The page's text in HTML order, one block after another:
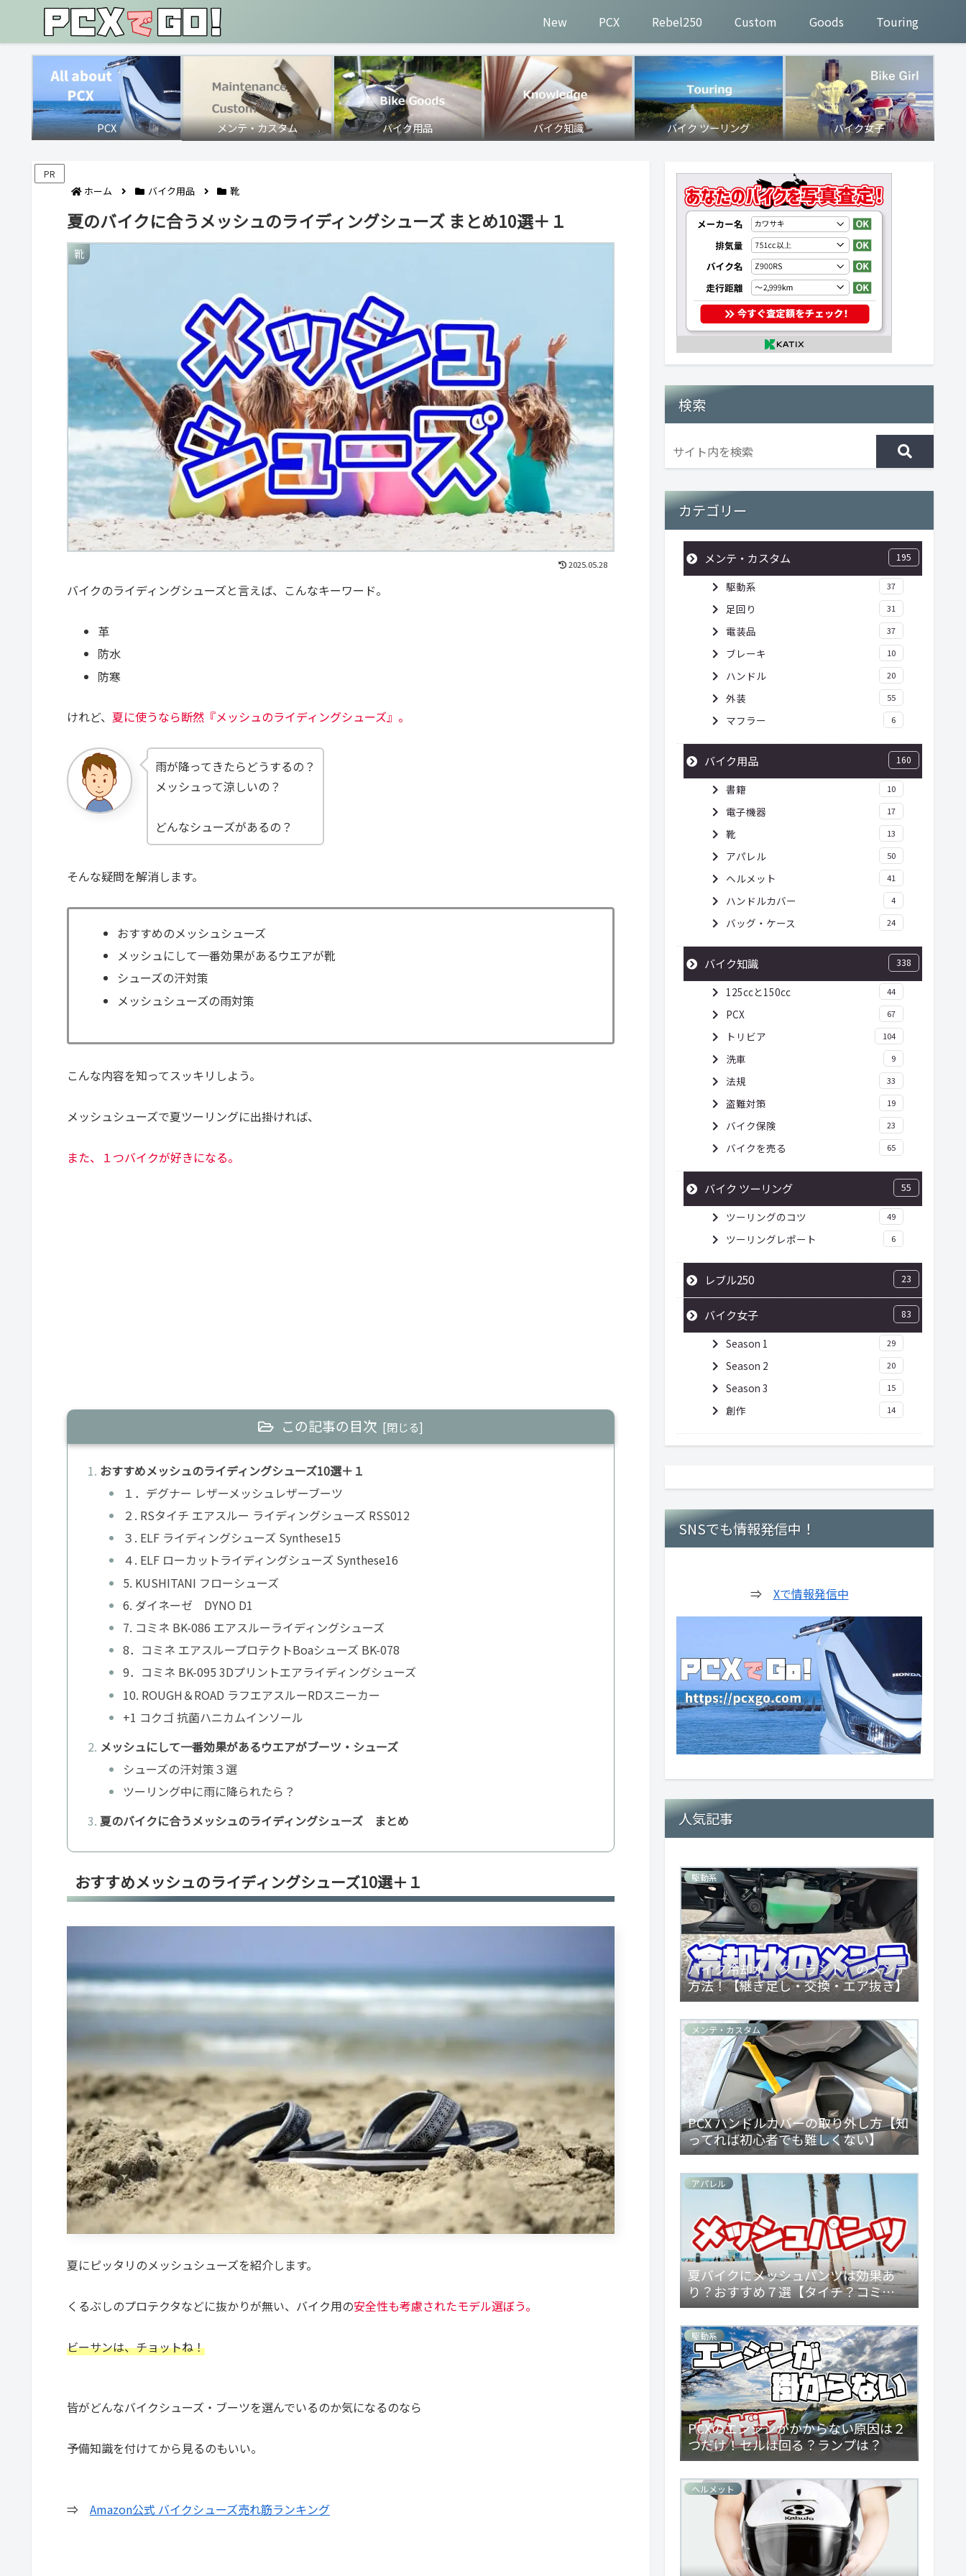
New PCX Rebel250 Custom Goods Touring
PCX メンテ・カスタム バイク用品 バイク知識 バイク ツーリング バイク女子
PR
ホーム バイク用品 靴
夏のバイクに合うメッシュのライディングシューズ まとめ10選＋１
靴
2025.05.28
バイクのライディングシューズと言えば、こんなキーワード。
革
防水
防寒
けれど、 夏に使うなら断然『メッシュのライディングシューズ』。
雨が降ってきたらどうするの？
メッシュって涼しいの？
どんなシューズがあるの？
そんな疑問を解消します。
おすすめのメッシュシューズ
メッシュにして一番効果があるウエアが靴
シューズの汗対策
メッシュシューズの雨対策
こんな内容を知ってスッキリしよう。
メッシュシューズで夏ツーリングに出掛ければ、
また、１つバイクが好きになる。
この記事の目次
おすすめメッシュのライディングシューズ10選＋１
１．デグナー レザーメッシュレザーブーツ
２. RSタイチ エアスルー ライディングシューズ RSS012
３. ELF ライディングシューズ Synthese15
４. ELF ローカットライディングシューズ Synthese16
5. KUSHITANI フローシューズ
6. ダイネーゼ DYNO D1
7. コミネ BK-086 エアスルーライディングシューズ
8．コミネ エアスループロテクトBoaシューズ BK-078
9．コミネ BK-095 3Dプリントエアライディングシューズ
10. ROUGH＆ROAD ラフエアスルーRDスニーカー
+1 コクゴ 抗菌ハニカムインソール
メッシュにして一番効果があるウエアがブーツ・シューズ
シューズの汗対策３選
ツーリング中に雨に降られたら？
夏のバイクに合うメッシュのライディングシューズ まとめ
おすすめメッシュのライディングシューズ10選＋１
夏にピッタリのメッシュシューズを紹介します。
くるぶしのプロテクタなどに抜かりが無い、バイク用の安全性も考慮されたモデル選ぼう。
ビーサンは、チョットね！
皆がどんなバイクシューズ・ブーツを選んでいるのか気になるのなら
予備知識を付けてから見るのもいい。
⇒ Amazon公式 バイクシューズ売れ筋ランキング
検索
カテゴリー
メンテ・カスタム 195
駆動系 37
足回り 31
電装品 37
ブレーキ 10
ハンドル 20
外装 55
マフラー 6
バイク用品 160
書籍 10
電子機器 17
靴 13
アパレル 50
ヘルメット 41
ハンドルカバー 4
バッグ・ケース 24
バイク知識 338
125ccと150cc 44
PCX 67
トリビア 104
洗車 9
法規 33
盗難対策 19
バイク保険 23
バイクを売る 65
バイク ツーリング 55
ツーリングのコツ 49
ツーリングレポート 6
レブル250 23
バイク女子 83
Season 1 29
Season 2 20
Season 3 15
創作 14
SNSでも情報発信中！
⇒ Xで情報発信中
人気記事
駆動系
バイク冷却水（クーラント）のメンテ
方法！【継ぎ足し・交換・エア抜き】
メンテ・カスタム
PCX ハンドルカバーの取り外し方【知
ってれば初心者でも難しくない】
アパレル
夏バイクにメッシュパンツは効果あ
り？おすすめ７選【タイチ？コミ
ネ？】
駆動系
PCXのエンジンがかからない原因は２
つだけ！セルは回る？ランプは？
ヘルメット